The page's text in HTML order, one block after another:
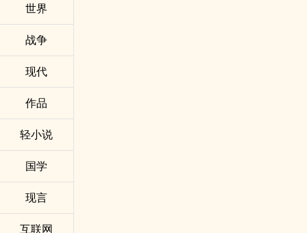
世界
战争
现代
作品
轻小说
国学
现言
互联网